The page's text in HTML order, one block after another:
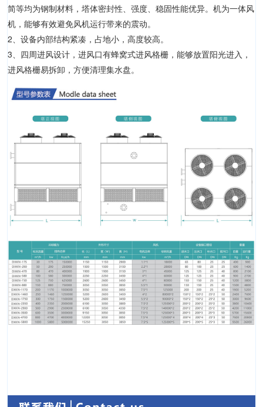
简等均为钢制材料，塔体密封性、强度、稳固性能优异。机为一体风
机，能够有效避免风机运行带来的震动。
2、设备内部结构紧凑，占地小，高度较高。
3、四周进风设计，进风口有蜂窝式进风格栅，能够放置阳光进入，
进风格栅易拆卸，方便清理集水盘。